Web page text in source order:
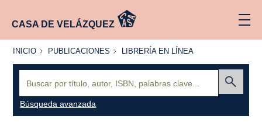
CASA DE VELÁZQUEZ
INICIO
INICIO PUBLICACIONES
PUBLICACIONES
LIBRERÍA
LÍNEA
LIBRERÍA EN LÍNEA
Búsqueda avanzada